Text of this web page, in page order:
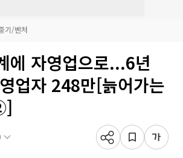
기/벤처
에 자영업으로...6년
업자 248만[늙어가는